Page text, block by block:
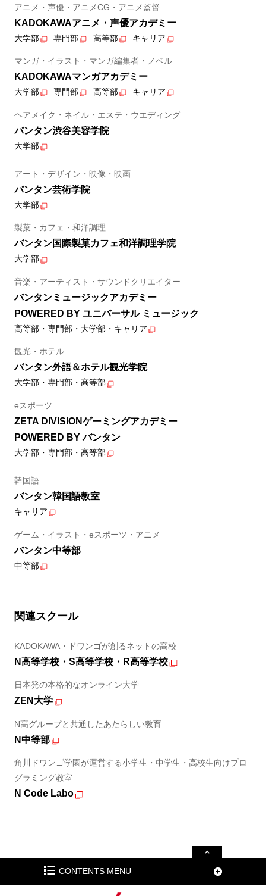
アニメ・声優・アニメCG・アニメ監督
KADOKAWAアニメ・声優アカデミー
大学部 専門部 高等部 キャリア
マンガ・イラスト・マンガ編集者・ノベル
KADOKAWAマンガアカデミー
大学部 専門部 高等部 キャリア
ヘアメイク・ネイル・エステ・ウエディング
バンタン渋谷美容学院
大学部
アート・デザイン・映像・映画
バンタン芸術学院
大学部
製菓・カフェ・和洋調理
バンタン国際製菓カフェ和洋調理学院
大学部
音楽・アーティスト・サウンドクリエイター
バンタンミュージックアカデミー
POWERED BY ユニバーサル ミュージック
高等部・専門部・大学部・キャリア
観光・ホテル
バンタン外語＆ホテル観光学院
大学部・専門部・高等部
eスポーツ
ZETA DIVISIONゲーミングアカデミー
POWERED BY バンタン
大学部・専門部・高等部
韓国語
バンタン韓国語教室
キャリア
ゲーム・イラスト・eスポーツ・アニメ
バンタン中等部
中等部
関連スクール
KADOKAWA・ドワンゴが創るネットの高校
N高等学校・S高等学校・R高等学校
日本発の本格的なオンライン大学
ZEN大学
N高グループと共通したあたらしい教育
N中等部
角川ドワンゴ学園が運営する小学生・中学生・高校生向けプロ
グラミング教室
N Code Labo
CONTENTS MENU